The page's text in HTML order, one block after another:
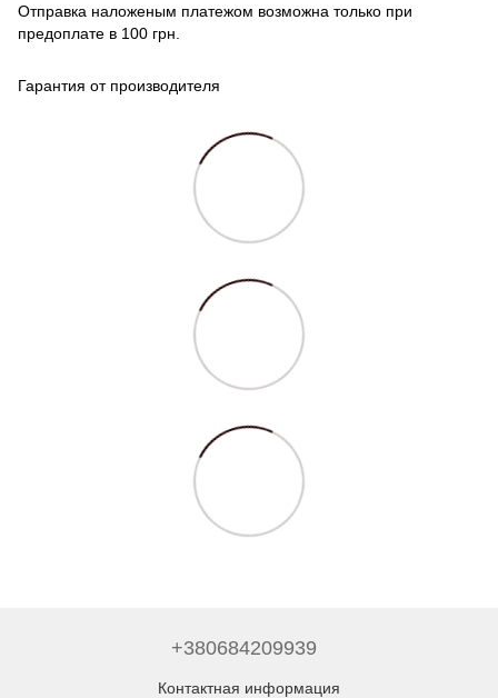
Отправка наложеным платежом возможна только при
предоплате в 100 грн.
Гарантия от производителя
+380684209939
Контактная информация